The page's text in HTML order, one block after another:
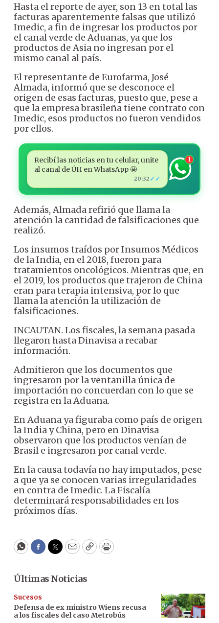
Hasta el reporte de ayer, son 13 en total las
facturas aparentemente falsas que utilizó
Imedic, a fin de ingresar los productos por
el canal verde de Aduanas, ya que los
productos de Asia no ingresan por el
mismo canal al país.
El representante de Eurofarma, José
Almada, informó que se desconoce el
origen de esas facturas, puesto que, pese a
que la empresa brasileña tiene contrato con
Imedic, esos productos no fueron vendidos
por ellos.
Recibí las noticias en tu celular, unite
al canal de ÚH en WhatsApp 🤩
20:32 ✓✓
1
Además, Almada refirió que llama la
atención la cantidad de falsificaciones que
realizó.
Los insumos traídos por Insumos Médicos
de la India, en el 2018, fueron para
tratamientos oncológicos. Mientras que, en
el 2019, los productos que trajeron de China
eran para terapia intensiva, por lo que
llama la atención la utilización de
falsificaciones.
INCAUTAN. Los fiscales, la semana pasada
llegaron hasta Dinavisa a recabar
información.
Admitieron que los documentos que
ingresaron por la ventanilla única de
importación no concuerdan con lo que se
registra en la Aduana.
En Aduana ya figuraba como país de origen
la India y China, pero en Dinavisa
observaron que los productos venían de
Brasil e ingresaron por canal verde.
En la causa todavía no hay imputados, pese
a que ya se conocen varias irregularidades
en contra de Imedic. La Fiscalía
determinará responsabilidades en los
próximos días.
WhatsApp
Facebook
Twitter
EmailCopyPrint
Últimas Noticias
Sucesos
Defensa de ex ministro Wiens recusa
a los fiscales del caso Metrobús